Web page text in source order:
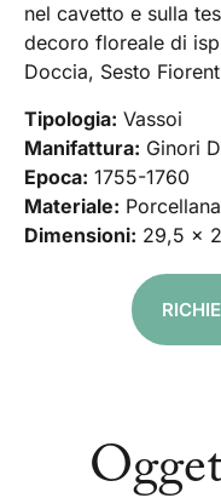
nel cavetto e sulla
decoro floreale di
Doccia, Sesto
Tipologia: Vassoi
Manifattura: Ginori
Epoca: 1755-1760
Materiale: Porcellana
Dimensioni: 29,5 x